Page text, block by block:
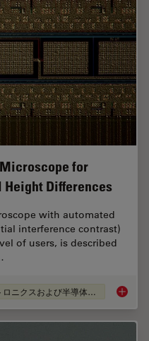
for
Height Differences
with automated
interference contrast)
of users, is described
エレクトロニクスおよび半導体産業 6-Inch